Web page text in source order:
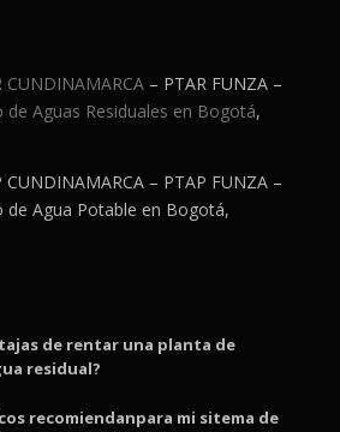
CUNDINAMARCA – PTAR FUNZA –
Aguas Residuales en Bogotá,
– PTAP FUNZA –
Agua Potable en Bogotá,
de rentar una planta de
residual?
recomiendanpara mi sitema de